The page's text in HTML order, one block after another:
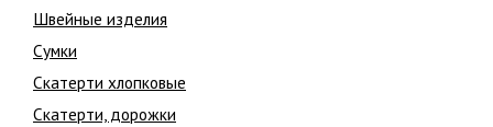
Швейные изделия
Сумки
Скатерти хлопковые
Скатерти, дорожки